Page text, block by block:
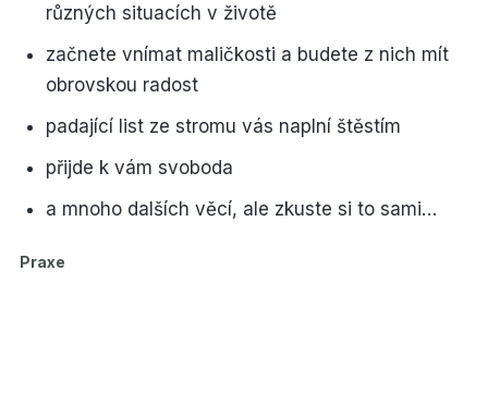
různých situacích v životě
začnete vnímat maličkosti a budete z nich mít
obrovskou radost
padající list ze stromu vás naplní štěstím
přijde k vám svoboda
a mnoho dalších věcí, ale zkuste si to sami…
Praxe